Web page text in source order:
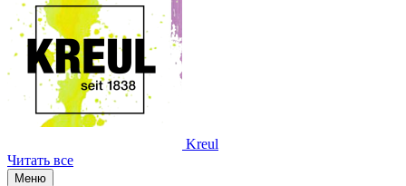
Kreul
Читать все
Меню